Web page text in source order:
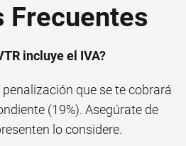
Frecuentes
incluye el IVA?
que se te cobrará
(19%). Asegúrate de
lo considere.